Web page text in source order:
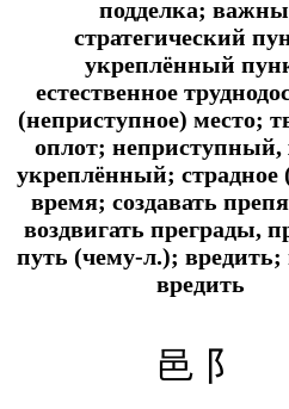
подделка;
стратегический
укреплённый
естественное
(неприступное) место;
оплот; неприступный,
укреплённый; страдное
время; создавать
воздвигать преграды,
путь (чему-л.); вредить;
вредить
邑 阝